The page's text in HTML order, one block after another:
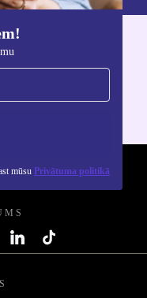
mūsu Privātuma politikā
lietotni
NEW.